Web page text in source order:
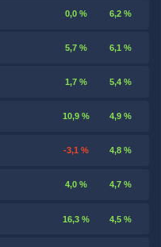
0,0 % 6,2 %
5,7 % 6,1 %
1,7 % 5,4 %
10,9 % 4,9 %
-3,1 % 4,8 %
4,0 % 4,7 %
16,3 % 4,5 %